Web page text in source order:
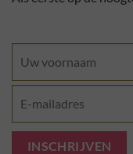
Naam*
Voornaam
E-
mailadres*
INSCHRIJVEN